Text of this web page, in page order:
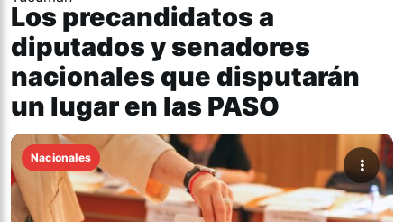
Los precandidatos a
diputados y senadores
nacionales que disputarán
un lugar en las PASO
Nacionales